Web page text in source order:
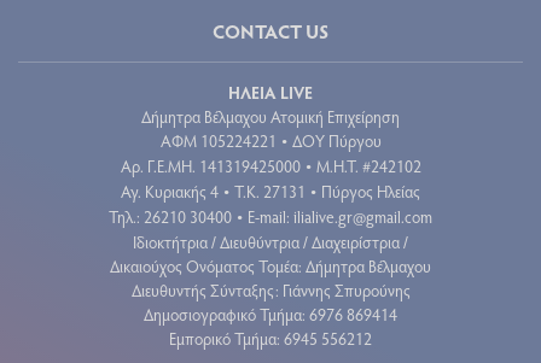
CONTACT US
ΗΛΕΙΑ LIVE
Δήμητρα Βέλμαχου Ατομική Επιχείρηση
ΑΦΜ 105224221 • ΔΟΥ Πύργου
Aρ. Γ.Ε.ΜΗ. 141319425000 • Μ.Η.Τ. #242102
Αγ. Κυριακής 4 • Τ.Κ. 27131 • Πύργος Ηλείας
Τηλ.: 26210 30400 • E-mail: ilialive.gr@gmail.com
Ιδιοκτήτρια / Διευθύντρια / Διαχειρίστρια /
Δικαιούχος Ονόματος Τομέα: Δήμητρα Βέλμαχου
Διευθυντής Σύνταξης: Γιάννης Σπυρούνης
Δημοσιογραφικό Τμήμα: 6976 869414
Εμπορικό Τμήμα: 6945 556212